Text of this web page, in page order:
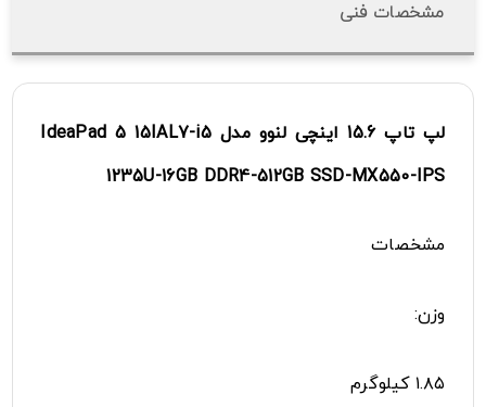
مشخصات فنی
لپ تاپ 15.6 اینچی لنوو مدل IdeaPad 5 15IAL7-i5
1235U-16GB DDR4-512GB SSD-MX550-IPS
مشخصات
وزن:
۱.۸۵ کیلوگرم